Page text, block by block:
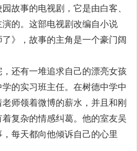
故事的电视剧，它是由白客、
的。这部电视剧改编自小说
了》，故事的主角是一个豪门阔
还有一堆追求自己的漂亮女孩
的实习班主任。在树德中学中
师领着微博的薪水，并且和刚
复杂的情感纠葛。他的室友吴
每天都向他倾诉自己的心里